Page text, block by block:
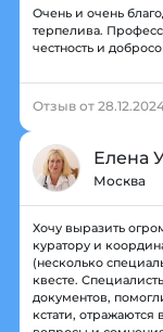
Очень и очень
терпелива.
честность и
Отзыв от
Елена
Москва
Хочу выразить
куратору и
(несколько
квесте.
документов,
кстати,